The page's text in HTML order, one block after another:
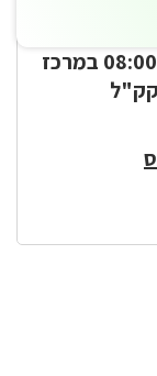
יום ב' 20/03/23 בין השעות 08:00-15:30 במרכז